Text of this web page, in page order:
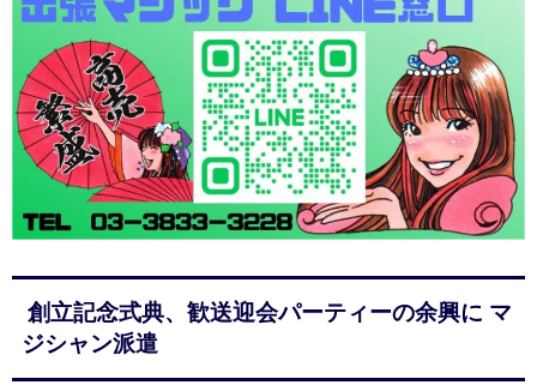
創立記念式典、歓送迎会パーティーの余興に マ
ジシャン派遣